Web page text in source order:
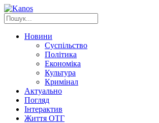
Новини
Суспільство
Політика
Економіка
Культура
Кримінал
Актуально
Погляд
Інтерактив
Життя ОТГ